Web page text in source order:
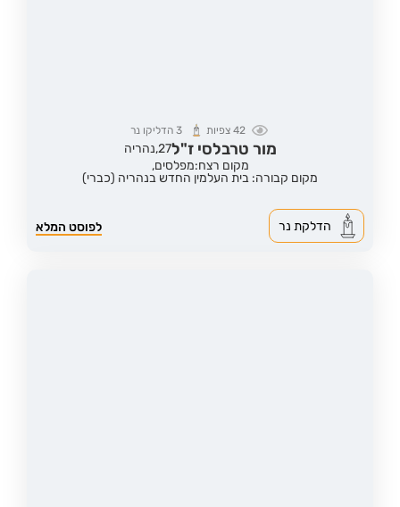
42צפיות 3 הדליקו נר
מור טרבלסי ז"ל27, נהריה
מקום רצח:מפלסים,
מקום קבורה: בית העלמין החדש בנהריה (כברי)
לפוסט המלא הדלקת נר